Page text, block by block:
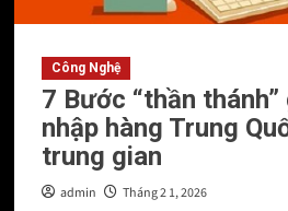
Công Nghệ
7 Bước “thần
nhập hàng Trung
trung gian
admin Tháng 2 1, 2026